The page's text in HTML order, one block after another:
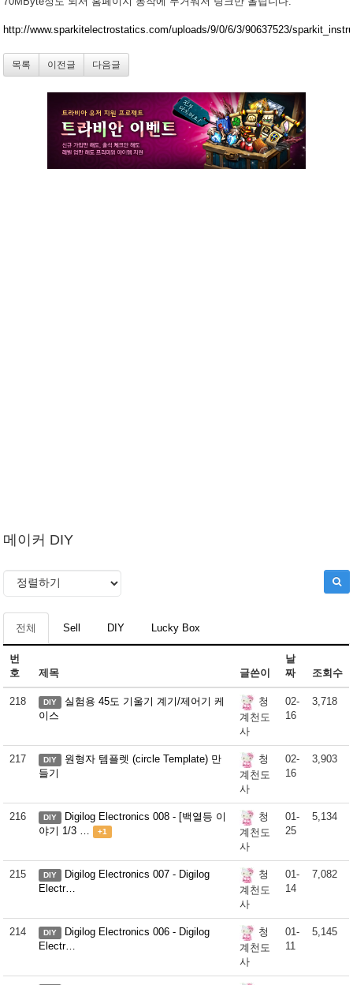
http://www.sparkitelectrostatics.com/uploads/9/0/6/3/90637523/
목록 이전글 다음글
메이커 DIY
전체 Sell DIY Lucky Box
번
호
제목 글쓴이
날
짜
조회수
218 DIY
실험용 45도 기울기 계기/제어기 케
이스
청
계천도
사
02-
16
3,718
217 DIY
원형자 템플렛 (circle Template) 만
들기
청
계천도
사
02-
16
3,903
216 DIY
Digilog Electronics 008 - [백열등 이
야기 1/3 …
+1
청
계천도
사
01-
25
5,134
215 DIY
Digilog Electronics 007 - Digilog
Electr…
청
계천도
사
01-
14
7,082
214 DIY
Digilog Electronics 006 - Digilog
Electr…
청
계천도
사
01-
11
5,145